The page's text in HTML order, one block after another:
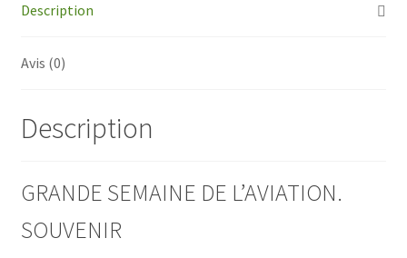
Description
Avis (0)
Description
GRANDE SEMAINE DE L’AVIATION.
SOUVENIR